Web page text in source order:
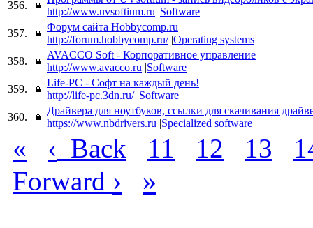
356.
http://www.uvsoftium.ru |Software
357.
Форум сайта Hobbycomp.ru
http://forum.hobbycomp.ru/ |Operating systems
358.
AVACCO Soft - Корпоративное управление
http://www.avacco.ru |Software
359.
Life-PC - Софт на каждый день!
http://life-pc.3dn.ru/ |Software
360.
Драйвера для ноутбуков, ccылки для скачивания
https://www.nbdrivers.ru |Specialized software
« ‹ Back 11 12 13
Forward › »